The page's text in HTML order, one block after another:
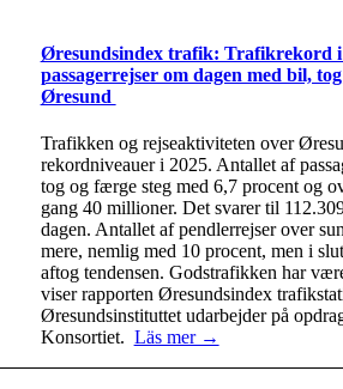
Øresundsindex trafik: Trafikrekord i
passagerrejser om dagen med bil,
Øresund
Trafikken og rejseaktiviteten over
rekordniveauer i 2025. Antallet af
tog og færge steg med 6,7 procent og
gang 40 millioner. Det svarer til
dagen. Antallet af pendlerrejser over
mere, nemlig med 10 procent, men i
aftog tendensen. Godstrafikken har
viser rapporten Øresundsindex
Øresundsinstituttet udarbejder på
Konsortiet. Läs mer →